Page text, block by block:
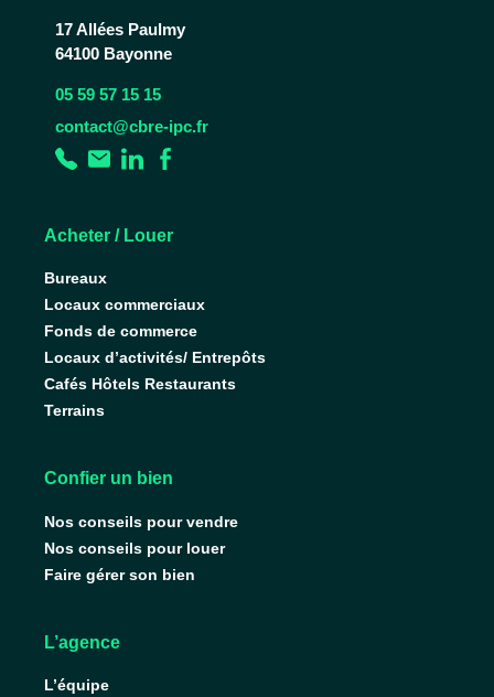
17 Allées Paulmy
64100 Bayonne
05 59 57 15 15
contact@cbre-ipc.fr
Acheter / Louer
Bureaux
Locaux commerciaux
Fonds de commerce
Locaux d’activités/ Entrepôts
Cafés Hôtels Restaurants
Terrains
Confier un bien
Nos conseils pour vendre
Nos conseils pour louer
Faire gérer son bien
L’agence
L’équipe